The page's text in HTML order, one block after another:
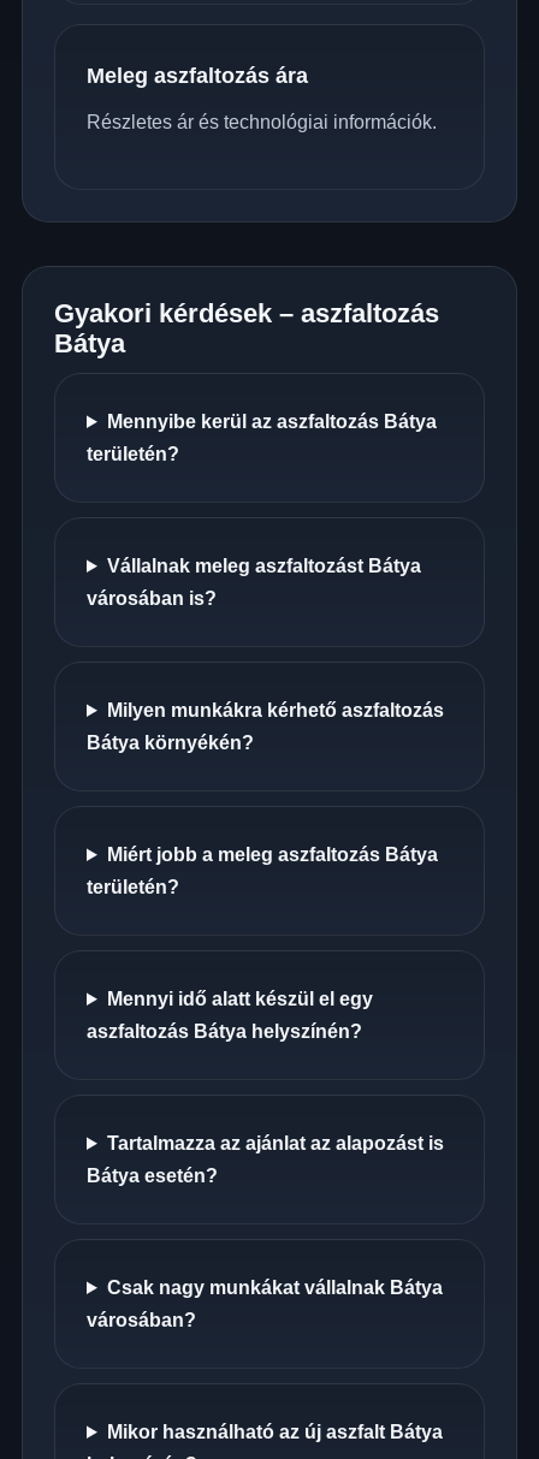
Meleg aszfaltozás ára
Részletes ár és technológiai információk.
Gyakori kérdések – aszfaltozás
Bátya
Mennyibe kerül az aszfaltozás Bátya
területén?
Vállalnak meleg aszfaltozást Bátya
városában is?
Milyen munkákra kérhető aszfaltozás
Bátya környékén?
Miért jobb a meleg aszfaltozás Bátya
területén?
Mennyi idő alatt készül el egy
aszfaltozás Bátya helyszínén?
Tartalmazza az ajánlat az alapozást is
Bátya esetén?
Csak nagy munkákat vállalnak Bátya
városában?
Mikor használható az új aszfalt Bátya